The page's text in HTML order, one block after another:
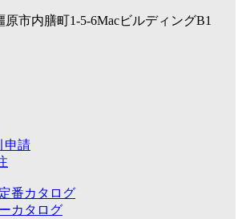
原市内膳町1-5-6MacビルディングB1
申請
番カタログ
カタログ